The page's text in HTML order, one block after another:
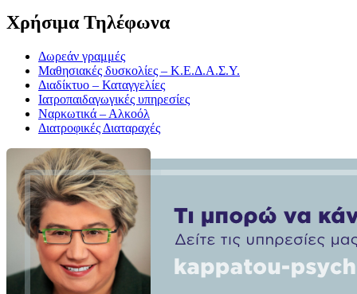
Χρήσιμα Τηλέφωνα
Δωρεάν γραμμές
Μαθησιακές δυσκολίες – Κ.Ε.Δ.Α.Σ.Υ.
Διαδίκτυο – Καταγγελίες
Ιατροπαιδαγωγικές υπηρεσίες
Ναρκωτικά – Αλκοόλ
Διατροφικές Διαταραχές